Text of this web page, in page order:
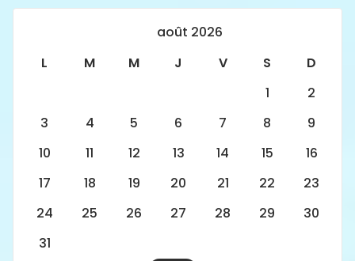
août 2026
L
M M J V S
D
1
2
3
4 5 6 7 8
9
10
11 12 13 14 15
16
17
18 19 20 21 22
23
24
25 26 27 28 29
30
31